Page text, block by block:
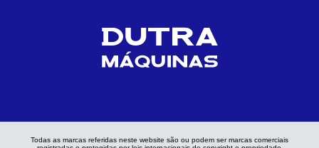
Todas as marcas referidas neste website são ou podem ser marcas comerciais